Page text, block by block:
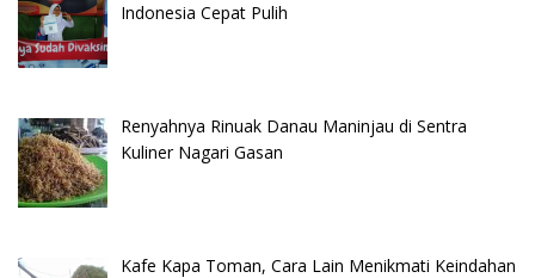
Indonesia Cepat Pulih
Renyahnya Rinuak Danau Maninjau di Sentra
Kuliner Nagari Gasan
Kafe Kapa Toman, Cara Lain Menikmati Keindahan